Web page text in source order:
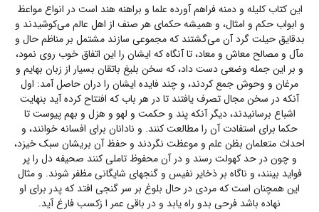
این کتاب کلیله و دمنه فراهم آورده علما و براهنه هند است در انواع مواعظ
و ابواب حکم و امثال، و همیشه حکمای هر صنف از اهل عالم می‌کوشیدند و
بدقایق حیلت گرد آن می‌گشتند که مجموعی سازند مشتمل بر مناظم حال و
مآل و مصالح معاش و معاد، تا آنگاه که ایشان را این اتفاق خوب روی نمود،
و بر این جمله وضعی دست داد، که سخن بلیغ باتقان بسیار از زبان بهایم و
مرغان و وحوش جمع کردند، و چند فایده ایشان را دران حاصل آمد: اول
آنکه در سخن مجال تصرف یافتند تا در هر باب که افتتاح کرده آید بنهایت
اشباع برسانیدند، دیگر آنکه پند و حکمت و لهو و هزل و بهم پیوست تا
حکما برای استفادت آن را مطالعت کنند. و نادانان برای افسانه خوانند، و
احداث متعلمان بظن علم و موعظت نگردند و حفظ آن بریشان سبک خیزد،
و چون در حد کهولت رسند و در آن محفوظ تاملی کنند صحیفه دل را پر
فواید بینند، و ناگاه بر ذخایر نفیس و گنجهای شایگانی مظفر شوند. و مثال
این همچنان است که مردی در حال بلوغ بر سر گنجی افتد که پدر برای او
نهاده باشد فرحی بدو راه یابد و در باقی عمر ا زکسب فارغ آید.